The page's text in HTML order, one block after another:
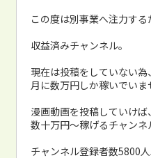
この度は別事業へ注力する
収益済みチャンネル。
現在は投稿をしていない為、
月に数万円しか稼いでいま
漫画動画を投稿していけば、
数十万円～稼げるチャンネ
チャンネル登録者数5800人